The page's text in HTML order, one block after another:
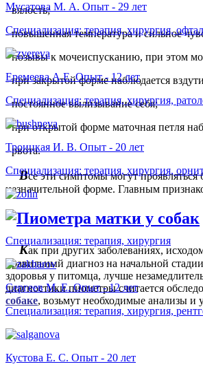
- вялость;
- повышенная температура и сильное
- позывы к мочеиспусканию, при этом
- при закрытой форме наблюдается
- постоянное вылизывание себя;
- при открытой форме маточная петля
- рвота.
Все эти симптомы могут
незначительной форме. Главным
Как при других заболеваниях,
правильный диагноз на начальной
здоровья у питомца, лучше
диагностики пиометры считается
собаке, возьмут необходимые анализы и
Мусатова М. А. Опыт - 29 лет
Специализация: терапия, хирургия,
Еремеева А.Е. Опыт - 12 лет
Специализация: терапия, хирургия,
Троицкая И. В. Опыт - 20 лет
Специализация: терапия, хирургия,
Специализация: терапия, хирургия
Сергеев М. Е. Опыт - 12 лет
Специализация: терапия, хирургия,
Кустова Е. С. Опыт - 20 лет